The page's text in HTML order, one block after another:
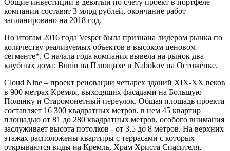
Общие инвестиции в девятый по счету проект в портфеле
компании составят 3 млрд рублей, окончание работ
запланировано на 2018 год.
По итогам 2016 года Vesper была признана лидером рынка по
количеству реализуемых объектов в высоком ценовом
сегменте*. С начала года компания вывела на рынок два
клубных дома: Bunin на Плющихе и Nabokov на Остоженке.
Cloud Nine – проект реновации четырех зданий XIX-XX веков
в 900 метрах Кремля, выходящих фасадами на Большую
Полянку и Старомонетный переулок. Общая площадь проекта
составляет 16 300 квадратных метров, в нем 45 квартир
площадью от 81 до 280 квадратных метров, особого внимания
заслуживает высота потолков - от 3,5 до 8 метров. На верхних
этажах расположены квартиры с террасами с которых
открываются виды на Кремль, Храм Христа Спасителя,